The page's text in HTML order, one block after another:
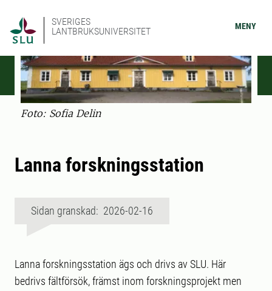
SVERIGES
LANTBRUKSUNIVERSITET
MENY
Foto: Sofia Delin
Lanna forskningsstation
Sidan granskad: 2026-02-16
Lanna forskningsstation ägs och drivs av SLU. Här
bedrivs fältförsök, främst inom forskningsprojekt men